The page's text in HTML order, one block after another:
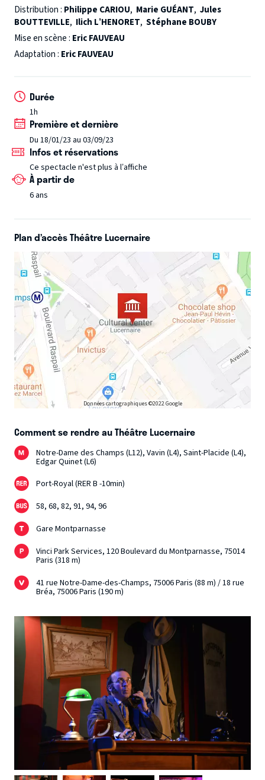
retrouvent précipités dans d’autres histoires. Vont-ils
réussir à remettre de l’ordre dans la logique de leurs
aventures ?
Féérie, poursuite et quiproquos, sont les ingrédients d’une
emporter dans son sillage toute la famille.
policière magique !
Distribution : Philippe CARIOU, Marie GUÉANT, Jules
BOUTTEVILLE, Ilich L’HENORET, Stéphane BOUBY
Mise en scène : Eric FAUVEAU
Adaptation : Eric FAUVEAU
Durée
1h
Première et dernière
Du 18/01/23 au 03/09/23
Infos et réservations
Ce spectacle n'est plus à l’affiche
À partir de
6 ans
Plan d’accès Théâtre Lucernaire
Données cartographiques ©2022 Google
Comment se rendre au Théâtre Lucernaire
Notre-Dame des Champs (L12), Vavin (L4), Saint-Placide (L4),
Edgar Quinet (L6)
Port-Royal (RER B -10min)
58, 68, 82, 91, 94, 96
Gare Montparnasse
Vinci Park Services, 120 Boulevard du Montparnasse, 75014
Paris (318 m)
41 rue Notre-Dame-des-Champs, 75006 Paris (88 m) / 18 rue
Bréa, 75006 Paris (190 m)